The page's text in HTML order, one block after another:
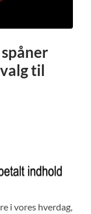
til
i vores hverdag,